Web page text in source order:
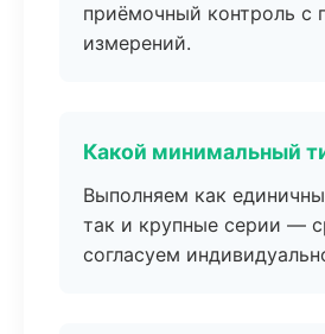
приёмочный контроль с
измерений.
Какой минимальный
Выполняем как
так и крупные серии —
согласуем